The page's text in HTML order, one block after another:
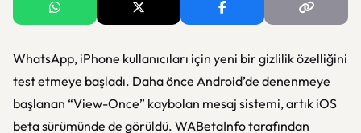
WhatsApp, iPhone kullanıcıları için yeni bir gizlilik özelliğini
test etmeye başladı. Daha önce Android’de denenmeye
başlanan “View-Once” kaybolan mesaj sistemi, artık iOS
beta sürümünde de görüldü. WABetaInfo tarafından